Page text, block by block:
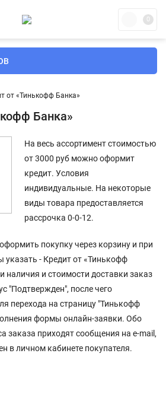
0
от «Тинькофф Банка»
Банка»
На весь ассортимент стоимостью
от 3000 руб можно оформит
кредит. Условия
индивидуальные. На некоторые
виды товара предоставляется
рассрочка 0-0-12.
покупку через корзину и при
указать - Кредит от «Тинькофф
наличия и стоимости доставки заказ
"Подтвержден", после чего
перехода на страницу "Тинькофф
формы онлайн-заявки. Обо
заказа приходят сообщения на e-mail,
в личном кабинете покупателя.